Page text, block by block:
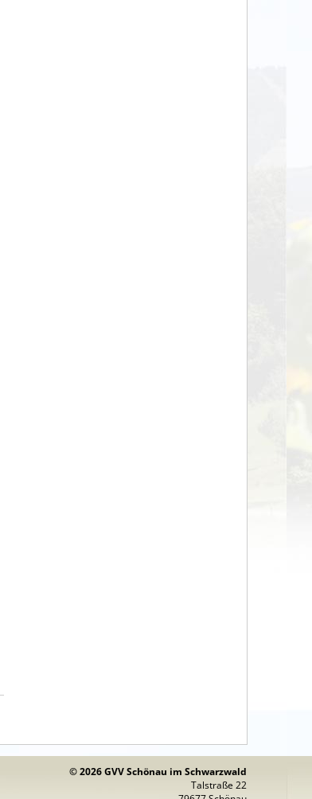
© 2026 GVV Schönau im Schwarzwald
Talstraße 22